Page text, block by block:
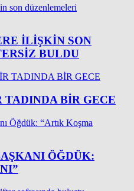
ILIŞKIN SON
BULDU
TADINDA BİR GECE
ÖĞDÜK: